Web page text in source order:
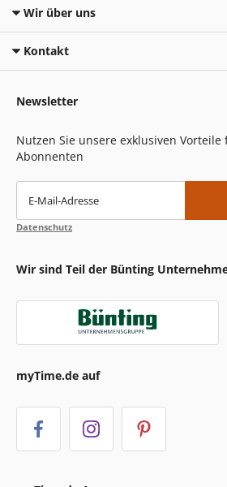
Wir über uns
Kontakt
Newsletter
Nutzen Sie unsere exklusiven
Abonnenten
E-Mail-Adresse
Datenschutz
Wir sind Teil der Bünting
myTime.de auf